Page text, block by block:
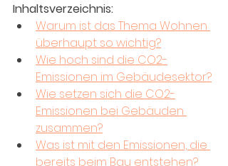
Inhaltsverzeichnis:
Warum ist das Thema Wohnen
überhaupt so wichtig?
Wie hoch sind die CO2-
Emissionen im Gebäudesektor?
Wie setzen sich die CO2-
Emissionen bei Gebäuden
zusammen?
Was ist mit den Emissionen, die
bereits beim Bau entstehen?